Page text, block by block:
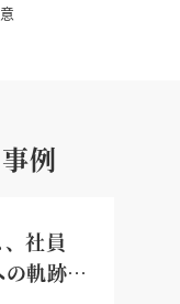
例
社員
の軌跡